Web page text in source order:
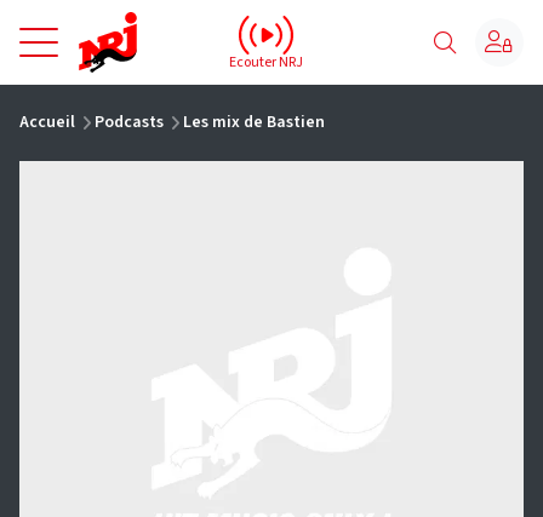
NRJ - Accueil
Ecouter NRJ
Accueil Podcasts Les mix de Bastien